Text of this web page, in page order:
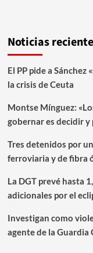
Noticias
El PP pide a
la crisis de Ceuta
Montse Mínguez:
gobernar es decidir y
Tres detenidos por
ferroviaria y de fibra
La DGT prevé hasta
adicionales por el
Investigan como
agente de la Guardia